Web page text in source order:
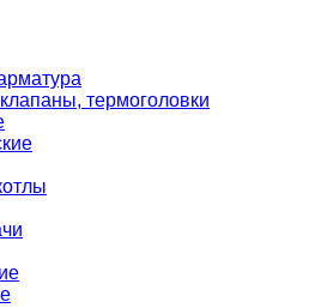
термоголовки